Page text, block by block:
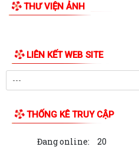
Thông báo về việc mời ký kết hợp
được sửa đổi, bổ sung thuộc phạm...
Xã Thanh Miện tổ chức trọng thể
Kỷ niệm 79 năm ngày Thương binh -
Thông báo kết quả kiểm tra hồ sơ
THƯ VIỆN ẢNH